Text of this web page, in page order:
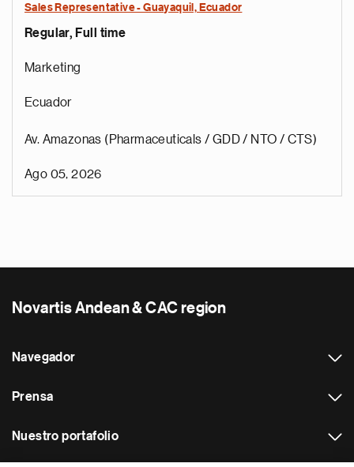
Sales Representative - Guayaquil, Ecuador
Regular, Full time
Marketing
Ecuador
Av. Amazonas (Pharmaceuticals / GDD / NTO / CTS)
Ago 05, 2026
Novartis Andean & CAC region
Navegador
Prensa
Nuestro portafolio